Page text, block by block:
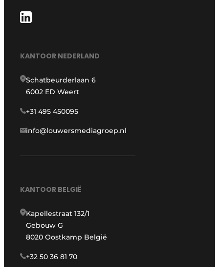
KANTOOR NEDERLAND
Schatbeurderlaan 6
6002 ED Weert
+31 495 450095
info@louwersmediagroep.nl
KANTOOR BELGIË
Kapellestraat 132/1
Gebouw G
8020 Oostkamp België
+32 50 36 81 70